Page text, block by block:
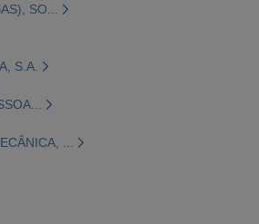
SO...
S.A.
...